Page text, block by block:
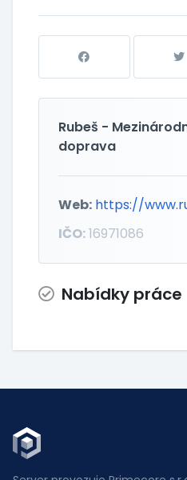
Nabídky práce
Rubeš -
doprava
Web: https://
IČO:16971086